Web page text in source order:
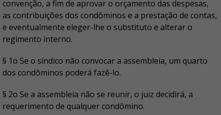
convenção, a fim de aprovar o orçamento das despesas,
as contribuições dos condôminos e a prestação de contas,
e eventualmente eleger-lhe o substituto e alterar o
regimento interno.
§ 1o Se o síndico não convocar a assembleia, um quarto
dos condôminos poderá fazê-lo.
§ 2o Se a assembleia não se reunir, o juiz decidirá, a
requerimento de qualquer condômino.